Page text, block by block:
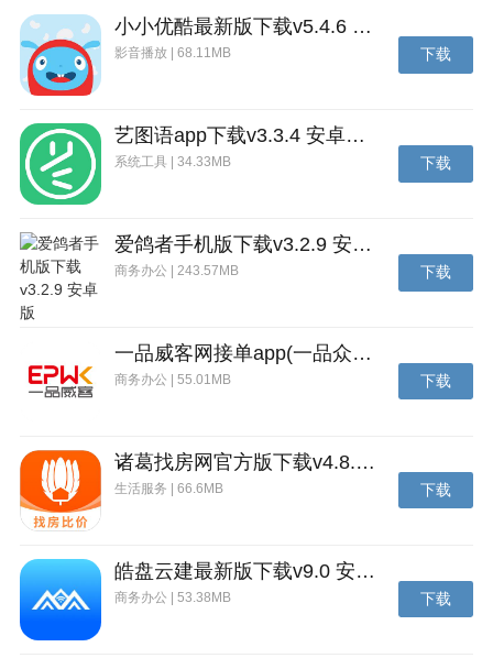
小小优酷最新版下载v5.4.6 安卓官方版
影音播放 | 68.11MB 下载
艺图语app下载v3.3.4 安卓免费版
系统工具 | 34.33MB 下载
爱鸽者手机版下载v3.2.9 安卓版
商务办公 | 243.57MB 下载
一品威客网接单app(一品众包)下载v2.7.1 安卓最新版
商务办公 | 55.01MB 下载
诸葛找房网官方版下载v4.8.1.1 安卓最新版
生活服务 | 66.6MB 下载
皓盘云建最新版下载v9.0 安卓版
商务办公 | 53.38MB 下载